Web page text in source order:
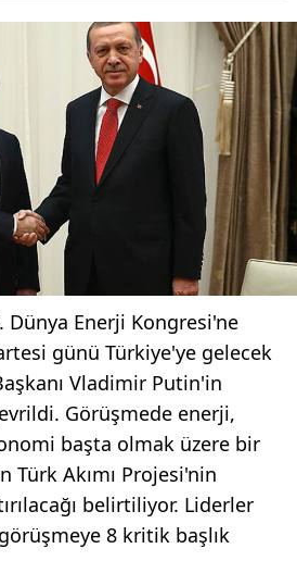
Dünya Enerji Kongresi'ne
günü Türkiye'ye gelecek
Vladimir Putin'in
Görüşmede enerji,
başta olmak üzere bir
Türk Akımı Projesi'nin
belirtiliyor. Liderler
8 kritik başlık